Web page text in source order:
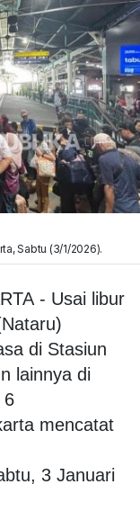
Sabtu (3/1/2026).
- Usai libur
di Stasiun
lainnya di
6
mencatat
3 Januari